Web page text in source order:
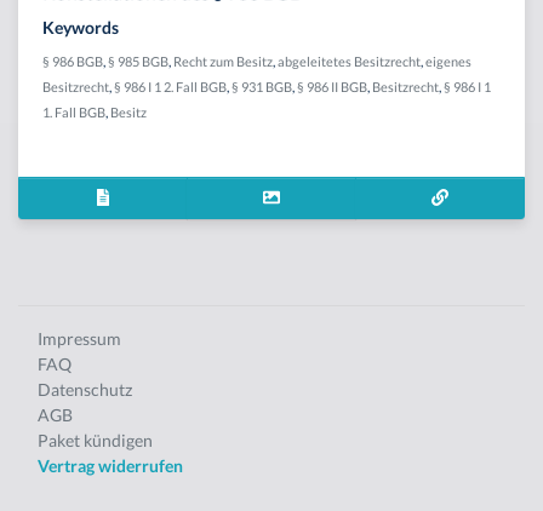
Keywords
§ 986 BGB § 985 BGB Recht zum Besitz abgeleitetes Besitzrecht eigenes
Besitzrecht § 986 I 1 2. Fall BGB § 931 BGB § 986 II BGB Besitzrecht § 986 I 1
1. Fall BGB Besitz
Impressum
FAQ
Datenschutz
AGB
Paket kündigen
Vertrag widerrufen